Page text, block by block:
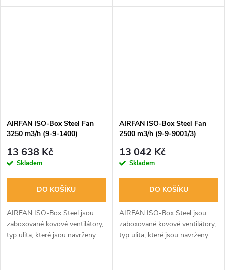
pro provoz za vysokého
pro provoz za vysokého
AIRFAN ISO-Box Steel Fan
3250 m3/h (9-9-1400)
13 638 Kč
Skladem
DO KOŠÍKU
AIRFAN ISO-Box Steel jsou
zaboxované kovové ventilátory,
typ ulita, které jsou navrženy
pro provoz za vysokého
AIRFAN ISO-Box Steel Fan
2500 m3/h (9-9-9001/3)
13 042 Kč
Skladem
DO KOŠÍKU
AIRFAN ISO-Box Steel jsou
zaboxované kovové ventilátory,
typ ulita, které jsou navrženy
pro provoz za vysokého